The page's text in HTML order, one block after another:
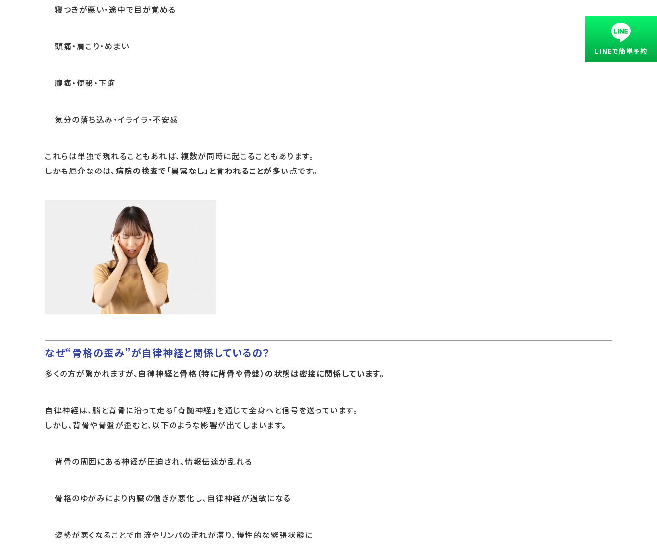
LINEで簡単予約
寝つきが悪い・途中で目が覚める
頭痛・肩こり・めまい
腹痛・便秘・下痢
気分の落ち込み・イライラ・不安感
これらは単独で現れることもあれば、複数が同時に起こることもあります。
しかも厄介なのは、 病院の検査で「異常なし」と言われることが多い 点です。
なぜ“骨格の歪み”が自律神経と関係しているの？
多くの方が驚かれますが、 自律神経と骨格（特に背骨や骨盤）の状態は密接に関係しています。
自律神経は、脳と背骨に沿って走る「脊髄神経」を通じて全身へと信号を送っています。
しかし、背骨や骨盤が歪むと、以下のような影響が出てしまいます。
背骨の周囲にある神経が圧迫され、情報伝達が乱れる
骨格のゆがみにより内臓の働きが悪化し、自律神経が過敏になる
姿勢が悪くなることで血流やリンパの流れが滞り、慢性的な緊張状態に